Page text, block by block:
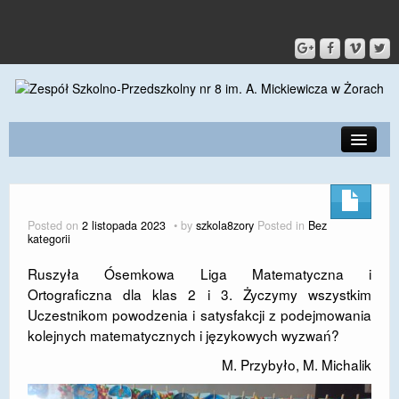
KONTAKT
DLA RODZICÓW I UCZNIÓW
DLA PRACOWNIKÓW
SPORT
Posted on 2 listopada 2023 by szkola8zory Posted in Bez
kategorii
Ruszyła Ósemkowa Liga Matematyczna i
Ortograficzna dla klas 2 i 3. Życzymy wszystkim
Uczestnikom powodzenia i satysfakcji z podejmowania
kolejnych matematycznych i językowych wyzwań?
M. Przybyło, M. Michalik